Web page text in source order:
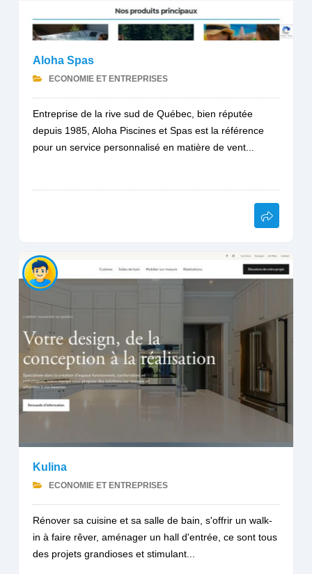
Aloha Spas
ECONOMIE ET ENTREPRISES
Entreprise de la rive sud de Québec, bien réputée
depuis 1985, Aloha Piscines et Spas est la référence
pour un service personnalisé en matière de vent...
Kulina
ECONOMIE ET ENTREPRISES
Rénover sa cuisine et sa salle de bain, s'offrir un walk-
in à faire rêver, aménager un hall d'entrée, ce sont tous
des projets grandioses et stimulant...